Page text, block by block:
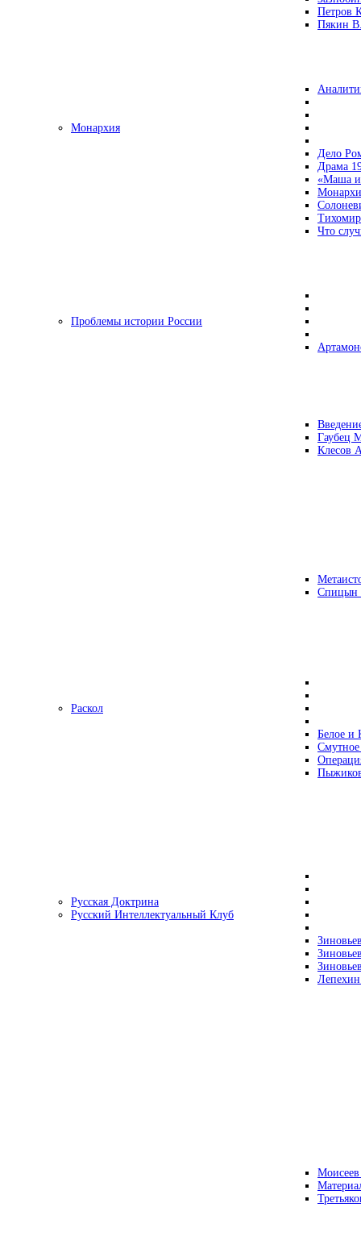
Петров
Пякин
Монархия
Дело
Драма
«Маша и
Что
Проблемы истории России
Гаубец
Клесов
Раскол
Белое и
Русская Доктрина
Русский Интеллектуальный Клуб